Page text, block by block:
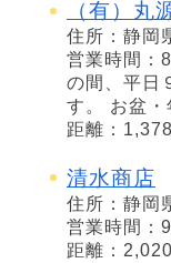
（有）丸
住所：静岡
営業時間：
の間、平日
す。 お盆・
距離：
清水商店
住所：静岡
営業時間：
距離：